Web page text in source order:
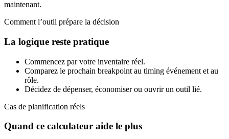
maintenant.
Comment l’outil prépare la décision
La logique reste pratique
Commencez par votre inventaire réel.
Comparez le prochain breakpoint au timing événement et au
rôle.
Décidez de dépenser, économiser ou ouvrir un outil lié.
Cas de planification réels
Quand ce calculateur aide le plus